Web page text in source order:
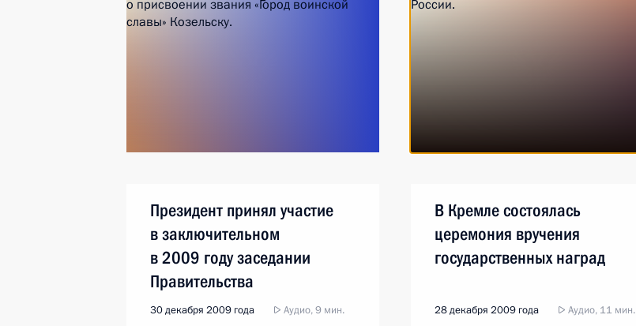
Президент принял участие
в заключительном
в 2009 году заседании
Правительства
30 декабря 2009 года Аудио, 9 мин.
В Кремле состоялась
церемония вручения
государственных наград
28 декабря 2009 года Аудио, 11 мин.